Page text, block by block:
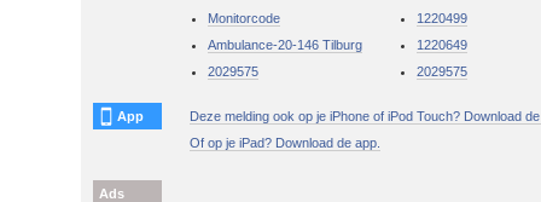
Monitorcode
Ambulance-20-146 Tilburg
2029575
1220499
1220649
2029575
App
Deze melding ook op je iPhone of iPod Touch? Download
Of op je iPad? Download de app.
Ads